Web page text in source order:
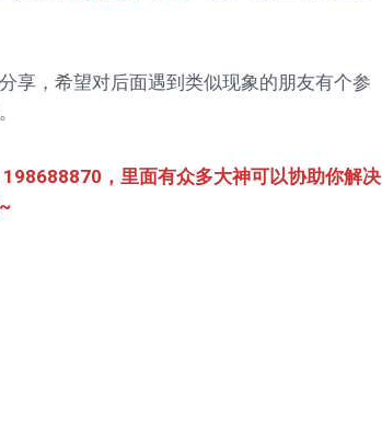
享，希望对后面遇到类似现象的朋友有个参
，里面有众多大神可以协助你解决